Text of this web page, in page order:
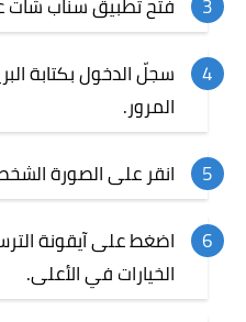
سجلّ الدخول بكتابة
المرور.
انقر على الصورة
اضغط على آيقونة
الخيارات في الأعلى.